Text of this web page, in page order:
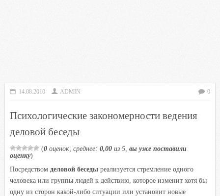
14.08.2010 ADMIN 0
Психологические закономерности ведения
деловой беседы
(0 оценок, среднее: 0,00 из 5, вы уже поставили
оценку)
Посредством деловой беседы реализуется стремление одного
человека или группы людей к действию, которое изменит хотя бы
одну из сторон какой-либо ситуации или установит новые